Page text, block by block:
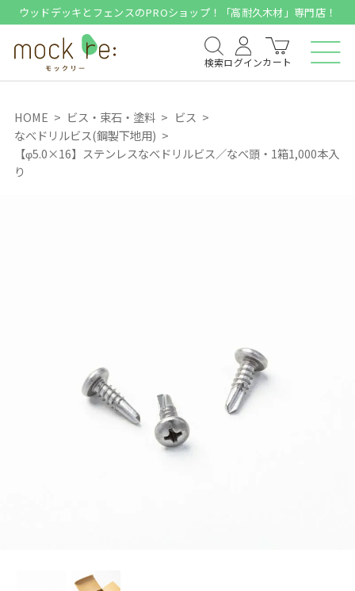
ウッドデッキとフェンスのPROショップ！「高耐久木材」専門店！
検索ログインカート
HOME ビス・束石・塗料
ビス
なべドリルビス(鋼製下地用)
【φ5.0×16】ステンレスなべドリルビス／なべ頭・1箱1,000本入
り